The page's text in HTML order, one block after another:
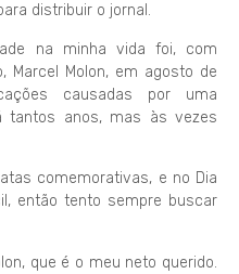
distribuir o jornal.
na minha vida foi, com
Marcel Molon, em agosto de
causadas por uma
tantos anos, mas às vezes
comemorativas, e no Dia
então tento sempre buscar
que é o meu neto querido.